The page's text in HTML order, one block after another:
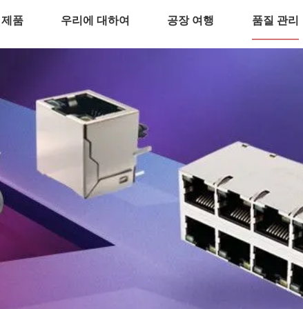
제품 우리에 대하여 공장 여행 품질 관리